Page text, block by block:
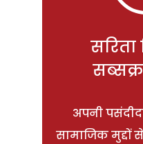
अपनी
सामाजिक मुद्दों